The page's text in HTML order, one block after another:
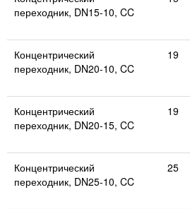
переходник, DN15-10, CC
Концентрический
переходник, DN20-10, CC
19
Концентрический
переходник, DN20-15, CC
19
Концентрический
переходник, DN25-10, CC
25